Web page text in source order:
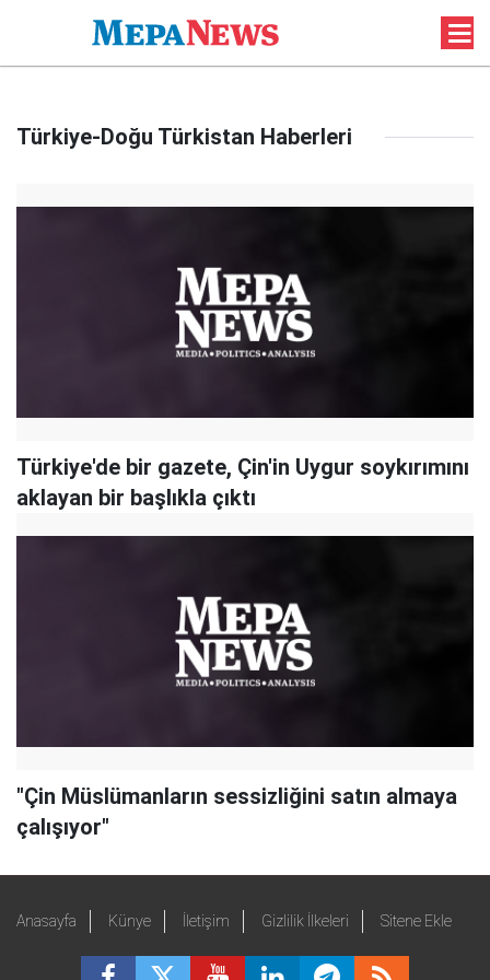
Türkiye-Doğu Türkistan Haberleri
Türkiye'de bir gazete, Çin'in Uygur soykırımını
aklayan bir başlıkla çıktı
"Çin Müslümanların sessizliğini satın almaya
çalışıyor"
Anasayfa Künye İletişim Gizlilik İlkeleri Sitene Ekle